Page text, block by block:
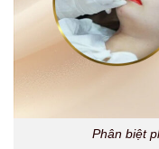
Phân biệt